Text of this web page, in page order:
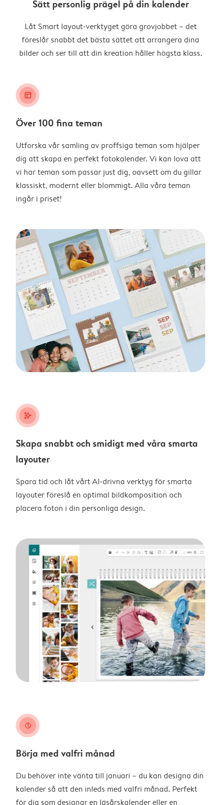
Sätt personlig prägel på din kalender
Låt Smart layout-verktyget göra grovjobbet – det
föreslår snabbt det bästa sättet att arrangera dina
bilder och ser till att din kreation håller högsta klass.
layout_alt
Över 100 fina teman
Utforska vår samling av proffsiga teman som hjälper
dig att skapa en perfekt fotokalender. Vi kan lova att
vi har teman som passar just dig, oavsett om du gillar
klassiskt, modernt eller blommigt. Alla våra teman
ingår i priset!
stars_plus
Skapa snabbt och smidigt med våra smarta
layouter
Spara tid och låt vårt AI-drivna verktyg för smarta
layouter föreslå en optimal bildkomposition och
placera foton i din personliga design.
clock
Börja med valfri månad
Du behöver inte vänta till januari – du kan designa din
kalender så att den inleds med valfri månad. Perfekt
för dig som designar en läsårskalender eller en